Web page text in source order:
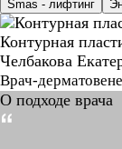
Smas - лифтинг
Контурная
Челбакова
Врач-
О подходе врача